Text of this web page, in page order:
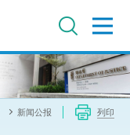
新闻公报 列印